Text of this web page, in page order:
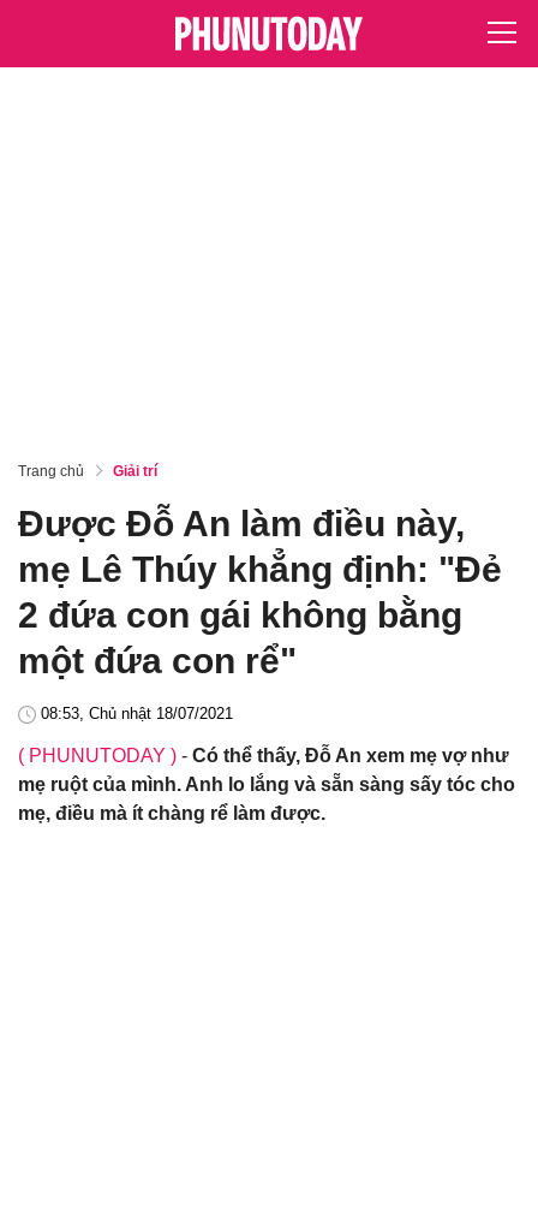
Trang chủ Giải trí
Được Đỗ An làm điều này,
mẹ Lê Thúy khẳng định: "Đẻ
2 đứa con gái không bằng
một đứa con rể"
08:53, Chủ nhật 18/07/2021
( PHUNUTODAY ) - Có thể thấy, Đỗ An xem mẹ vợ như
mẹ ruột của mình. Anh lo lắng và sẵn sàng sấy tóc cho
mẹ, điều mà ít chàng rể làm được.